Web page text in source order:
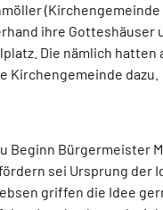
ihre
Die nämlich
Kirchengemeinde dazu.
Beginn Bürgermeister
sei Ursprung der
griffen die Idee